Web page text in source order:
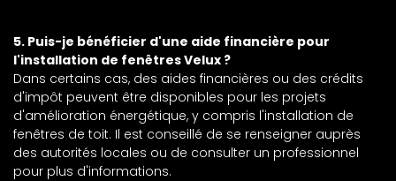
5. Puis-je bénéficier d'une aide financière pour
l'installation de fenêtres Velux ?
Dans certains cas, des aides financières ou des crédits
d'impôt peuvent être disponibles pour les projets
d'amélioration énergétique, y compris l'installation de
fenêtres de toit. Il est conseillé de se renseigner auprès
des autorités locales ou de consulter un professionnel
pour plus d'informations.